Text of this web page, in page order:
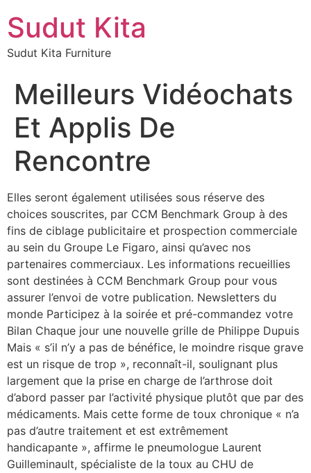
Sudut Kita
Sudut Kita Furniture
Meilleurs Vidéochats
Et Applis De
Rencontre
Elles seront également utilisées sous réserve des
choices souscrites, par CCM Benchmark Group à des
fins de ciblage publicitaire et prospection commerciale
au sein du Groupe Le Figaro, ainsi qu’avec nos
partenaires commerciaux. Les informations recueillies
sont destinées à CCM Benchmark Group pour vous
assurer l’envoi de votre publication. Newsletters du
monde Participez à la soirée et pré-commandez votre
Bilan Chaque jour une nouvelle grille de Philippe Dupuis
Mais « s’il n’y a pas de bénéfice, le moindre risque grave
est un risque de trop », reconnaît-il, soulignant plus
largement que la prise en charge de l’arthrose doit
d’abord passer par l’activité physique plutôt que par des
médicaments. Mais cette forme de toux chronique « n’a
pas d’autre traitement et est extrêmement
handicapante », affirme le pneumologue Laurent
Guilleminault, spécialiste de la toux au CHU de